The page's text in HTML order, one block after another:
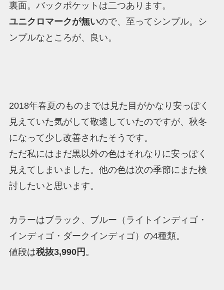
裏面。バックポケットは二つあります。
ユニクロマークが無いので、至ってシンプル。シ
ンプルなところが、良い。
2018年春夏のものまでは見た目がかなり安っぽく
見えていた気がして敬遠していたのですが、秋冬
になって少し改善されたそうです。
ただ私にはまだ黒以外の色はそれなりに安っぽく
見えてしまいました。他の色は次の季節にまた検
討したいと思います。
カラーはブラック、ブルー（ライトインディゴ・
インディゴ・ダークインディゴ）の4種類。
値段は税抜3,990円 。